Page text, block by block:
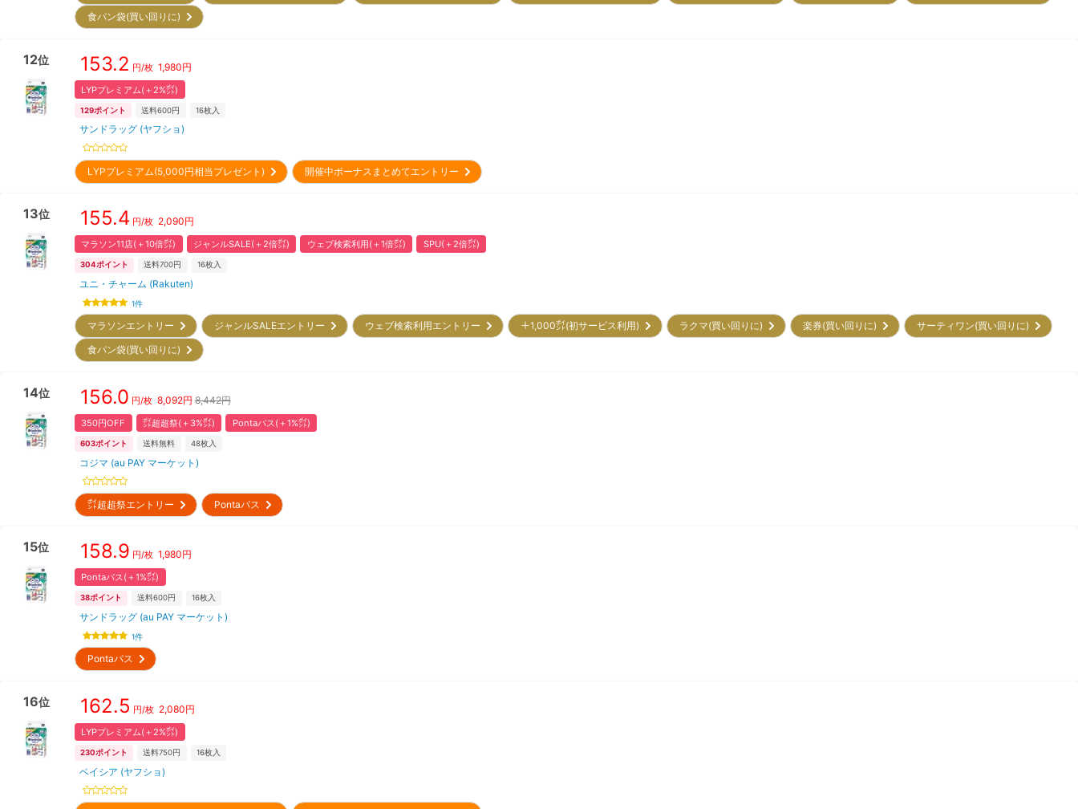
食パン袋(買い回りに)
12位 153.2 円/枚 1,980円
LYPプレミアム(＋2%㌽)
129ポイント 送料600円 16枚入
サンドラッグ (ヤフショ)
LYPプレミアム(5,000円相当プレゼント) 開催中ボーナスまとめてエントリー
13位 155.4 円/枚 2,090円
マラソン11店(＋10倍㌽) ジャンルSALE(＋2倍㌽) ウェブ検索利用(＋1倍㌽) SPU(＋2倍㌽)
304ポイント 送料700円 16枚入
ユニ・チャーム (Rakuten)
1件
マラソンエントリー ジャンルSALEエントリー ウェブ検索利用エントリー ＋1,000㌽(初サービス利用) ラクマ(買い回りに) 楽券(買い回りに)
サーティワン(買い回りに)
食パン袋(買い回りに)
14位 156.0 円/枚 8,092円 8,442円
350円OFF ㌽超超祭(＋3%㌽) Pontaパス(＋1%㌽)
603ポイント 送料無料 48枚入
コジマ (au PAY マーケット)
㌽超超祭エントリー Pontaパス
15位 158.9 円/枚 1,980円
Pontaパス(＋1%㌽)
38ポイント 送料600円 16枚入
サンドラッグ (au PAY マーケット)
1件
Pontaパス
16位 162.5 円/枚 2,080円
LYPプレミアム(＋2%㌽)
230ポイント 送料750円 16枚入
ベイシア (ヤフショ)